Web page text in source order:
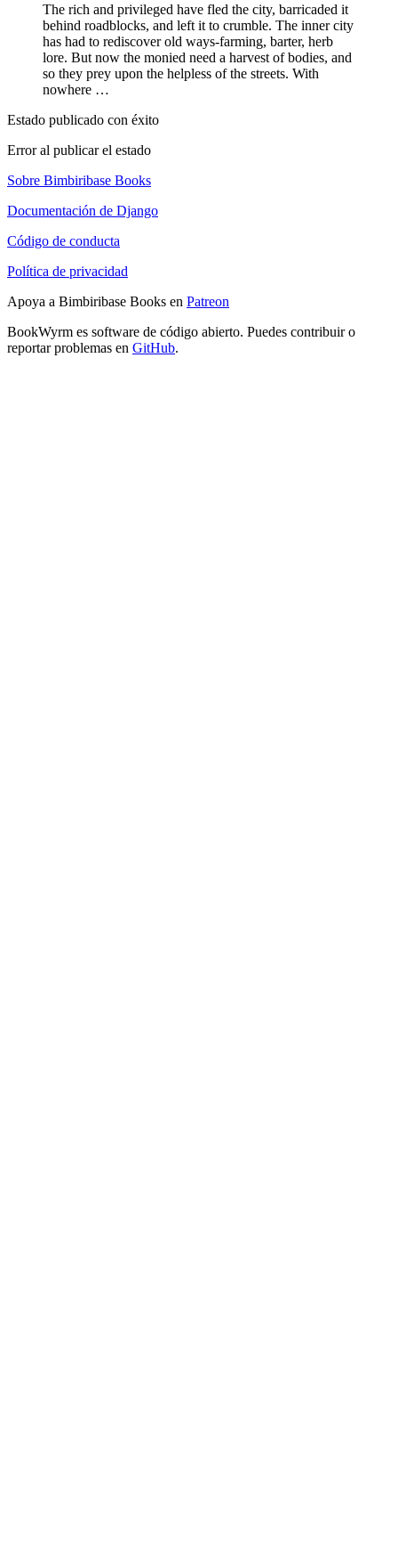
The rich and privileged have fled the city, barricaded it
behind roadblocks, and left it to crumble. The inner city
has had to rediscover old ways-farming, barter, herb
lore. But now the monied need a harvest of bodies, and
so they prey upon the helpless of the streets. With
nowhere …
Estado publicado con éxito
Error al publicar el estado
Sobre Bimbiribase Books
Documentación de Django
Código de conducta
Política de privacidad
Apoya a Bimbiribase Books en Patreon
BookWyrm es software de código abierto. Puedes contribuir o
reportar problemas en GitHub.